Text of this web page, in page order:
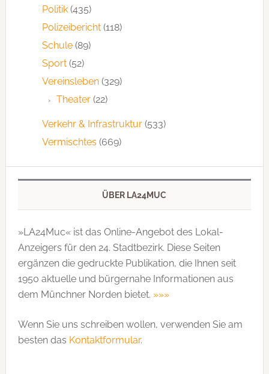
Politik(435)
Polizeibericht(118)
Schule(89)
Sport(52)
Vereinsleben(329)
Theater(22)
Verkehr & Infrastruktur(533)
Vermischtes (669)
ÜBER LA24MUC
»LA24Muc« ist das Online-Angebot des Lokal-
Anzeigers für den 24. Stadtbezirk. Diese Seiten
ergänzen die gedruckte Publi­kation, die Ihnen seit
1950 aktuelle und bürgernahe Informationen aus
dem Münchner Norden bietet. »»»
Wenn Sie uns schreiben wollen, verwenden Sie am
besten das Kontaktformular.